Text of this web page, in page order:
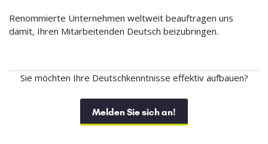
Renommierte Unternehmen weltweit beauftragen uns
damit, Ihren Mitarbeitenden Deutsch beizubringen.
Sie möchten Ihre Deutschkenntnisse effektiv aufbauen?
Melden Sie sich an!